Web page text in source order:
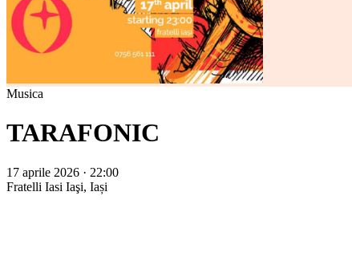
Musica
TARAFONIC
17 aprile 2026 · 22:00
Fratelli Iasi Iaşi, Iași